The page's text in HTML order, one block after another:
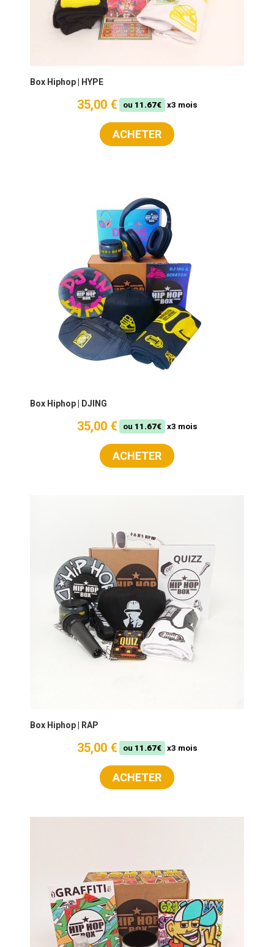
Box Hiphop | HYPE
35,00 € ou 11.67€ x3 mois
ACHETER
Box Hiphop | DJING
35,00 € ou 11.67€ x3 mois
ACHETER
Box Hiphop | RAP
35,00 € ou 11.67€ x3 mois
ACHETER